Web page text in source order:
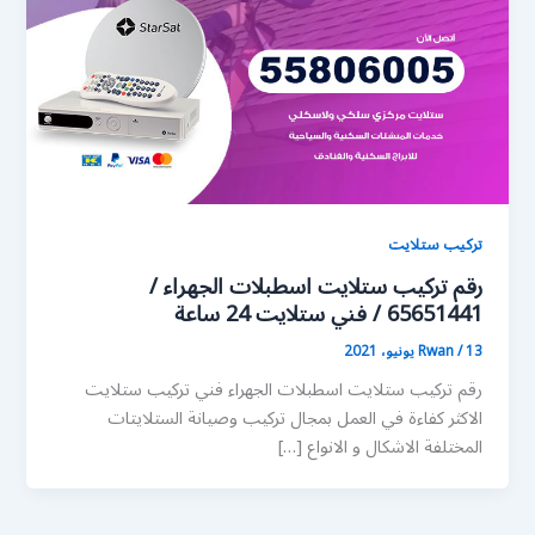
تركيب ستلايت
رقم تركيب ستلايت اسطبلات الجهراء /
65651441 / فني ستلايت 24 ساعة
Rwan/13 يونيو، 2021
رقم تركيب ستلايت اسطبلات الجهراء فني تركيب ستلايت
الاكثر كفاءة في العمل بمجال تركيب وصيانة الستلايتات
المختلفة الاشكال و الانواع […]